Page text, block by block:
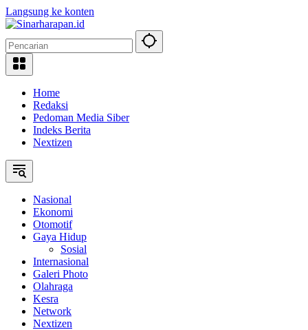
Langsung ke konten
Home
Redaksi
Pedoman Media Siber
Indeks Berita
Nextizen
Nasional
Ekonomi
Otomotif
Gaya Hidup
Sosial
Internasional
Galeri Photo
Olahraga
Kesra
Network
Nextizen